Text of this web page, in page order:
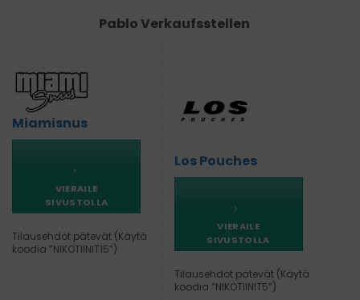
Pablo Verkaufsstellen
Miamisnus
VIERAILE
SIVUSTOLLA
Tilausehdot pätevät (Käytä
koodia ”NIKOTIINIT15”)
Los Pouches
VIERAILE
SIVUSTOLLA
Tilausehdot pätevät (Käytä
koodia ”NIKOTIINIT5”)